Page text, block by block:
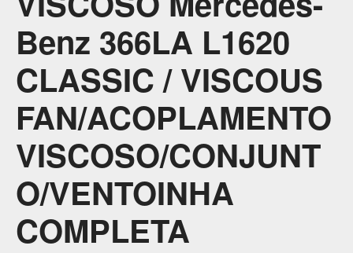
Benz 366LA L1620
CLASSIC / VISCOUS
FAN/ACOPLAMENTO
VISCOSO/CONJUNT
O/VENTOINHA
COMPLETA